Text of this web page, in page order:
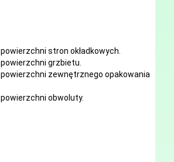
powierzchni stron okładkowych.
powierzchni grzbietu.
powierzchni zewnętrznego opakowania
powierzchni obwoluty.